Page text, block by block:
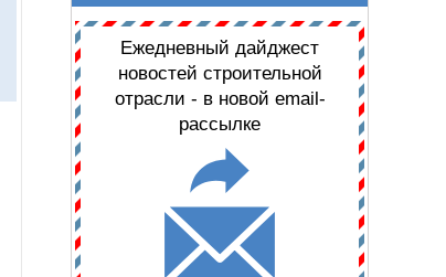
Ежедневный дайджест
новостей строительной
отрасли - в новой email-
рассылке